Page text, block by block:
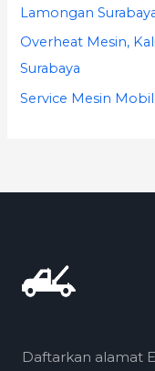
Lamongan
Overheat Mesin,
Surabaya
Service Mesin
Daftarkan alamat